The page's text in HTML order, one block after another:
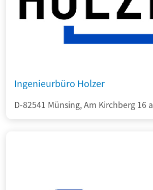
Ingenieurbüro Holzer
D-82541 Münsing, Am Kirchberg 16 a